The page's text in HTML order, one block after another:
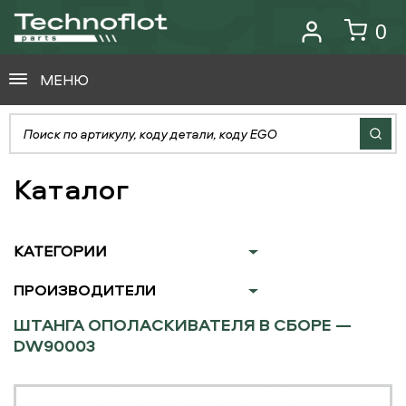
0
МЕНЮ
Каталог
КАТЕГОРИИ
ПРОИЗВОДИТЕЛИ
ШТАНГА ОПОЛАСКИВАТЕЛЯ В СБОРЕ —
DW90003